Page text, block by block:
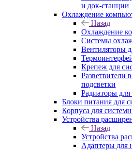
и док-станции
Охлаждение
Назад
Охлаждение
Системы
Вентиляторы
Крепеж для
Разветвители
подсветки
Радиаторы
Блоки питания для
Корпуса для
Устройства
Назад
Устройства
Адаптеры для